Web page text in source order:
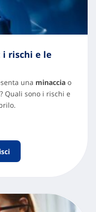
rischi e le
una minaccia o
Quali sono i rischi e